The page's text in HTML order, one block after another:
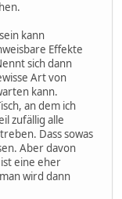
kann
Effekte
sich dann
Art von
kann.
an dem ich
zufällig alle
Dass sowas
Aber davon
eine eher
wird dann